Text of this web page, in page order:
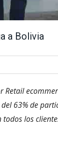
a Bolivia
Retail
63% de
los